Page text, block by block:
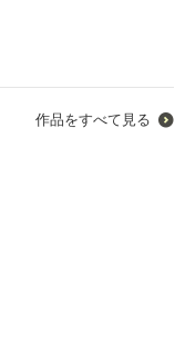
作品をすべて見る